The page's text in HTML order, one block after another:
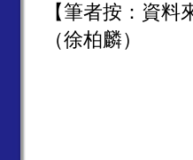
【筆者按：資
（徐柏麟）